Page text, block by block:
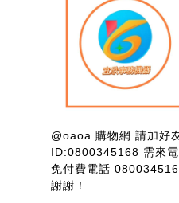
@oaoa 購物網 請加好
ID:0800345168 需來
免付費電話
謝謝！